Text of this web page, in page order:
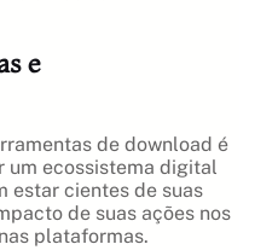
e
de download é
um ecossistema digital
estar cientes de suas
de suas ações nos
plataformas.